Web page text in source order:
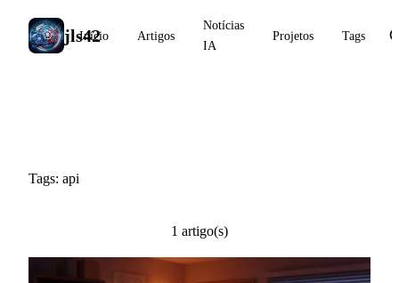
jls42
Início Artigos
Notícias
IA
Projetos Tags
Tags: api
1 artigo(s)